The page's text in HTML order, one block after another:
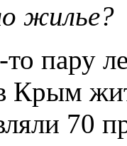
жилье?
пару
Крым
70